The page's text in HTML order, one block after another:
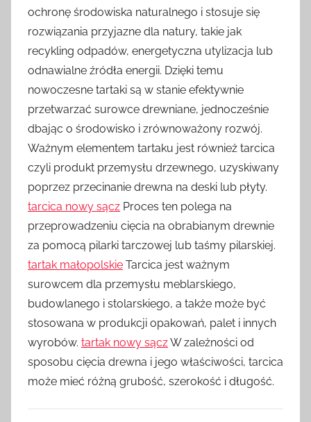
ochronę środowiska naturalnego i stosuje się
rozwiązania przyjazne dla natury, takie jak
recykling odpadów, energetyczna utylizacja lub
odnawialne źródła energii. Dzięki temu
nowoczesne tartaki są w stanie efektywnie
przetwarzać surowce drewniane, jednocześnie
dbając o środowisko i zrównoważony rozwój.
Ważnym elementem tartaku jest również tarcica
czyli produkt przemysłu drzewnego, uzyskiwany
poprzez przecinanie drewna na deski lub płyty.
tarcica nowy sącz Proces ten polega na
przeprowadzeniu cięcia na obrabianym drewnie
za pomocą pilarki tarczowej lub taśmy pilarskiej.
tartak małopolskie Tarcica jest ważnym
surowcem dla przemysłu meblarskiego,
budowlanego i stolarskiego, a także może być
stosowana w produkcji opakowań, palet i innych
wyrobów. tartak nowy sączW zależności od
sposobu cięcia drewna i jego właściwości, tarcica
może mieć różną grubość, szerokość i długość.